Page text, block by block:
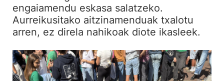
engaiamendu eskasa salatzeko.
Aurreikusitako aitzinamenduak txalotu
arren, ez direla nahikoak diote ikasleek.